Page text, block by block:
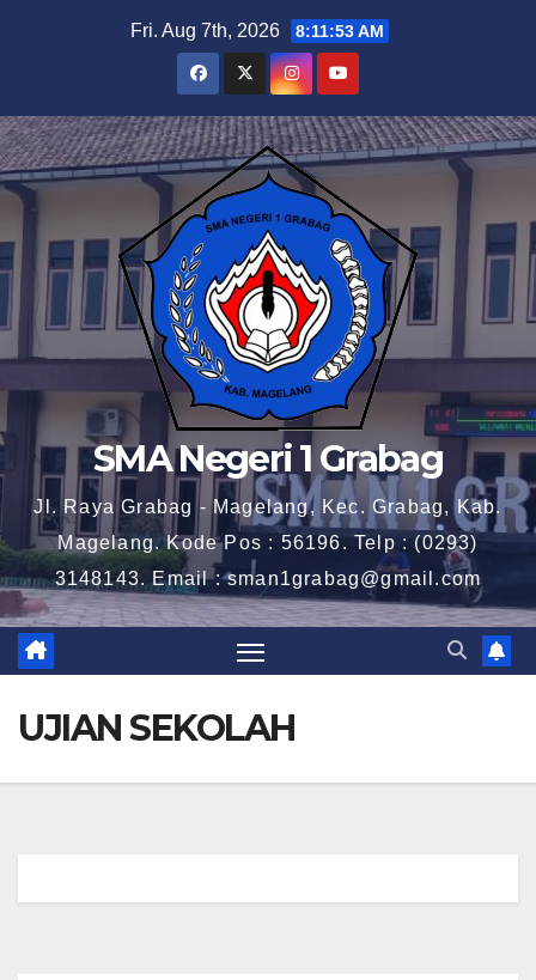
Fri. Aug 7th, 2026 8:11:54 AM
SMA Negeri 1 Grabag
Jl. Raya Grabag - Magelang, Kec. Grabag, Kab.
Magelang. Kode Pos : 56196. Telp : (0293)
3148143. Email : sman1grabag@gmail.com
UJIAN SEKOLAH